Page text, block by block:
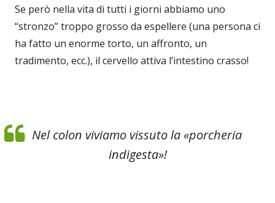
Se però nella vita di tutti i giorni abbiamo uno
“stronzo” troppo grosso da espellere (una persona ci
ha fatto un enorme torto, un affronto, un
tradimento, ecc.), il cervello attiva l’intestino crasso!
Nel colon viviamo vissuto la «porcheria
indigesta»!